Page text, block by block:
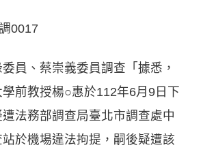
0017
員、蔡崇義委員調查「據悉，
學前教授楊○惠於112年6月9日下
遭法務部調查局臺北市調查處中
站於機場違法拘提，嗣後疑遭該